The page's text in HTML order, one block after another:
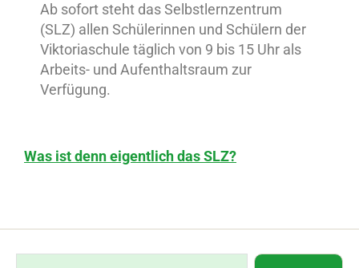
Ab sofort steht das Selbstlernzentrum
(SLZ) allen Schülerinnen und Schülern der
Viktoriaschule täglich von 9 bis 15 Uhr als
Arbeits- und Aufenthaltsraum zur
Verfügung.
Was ist denn eigentlich das SLZ?